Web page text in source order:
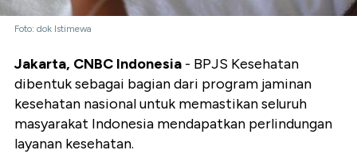
Foto: dok Istimewa
Jakarta, CNBC Indonesia - BPJS Kesehatan
dibentuk sebagai bagian dari program jaminan
kesehatan nasional untuk memastikan seluruh
masyarakat Indonesia mendapatkan perlindungan
layanan kesehatan.